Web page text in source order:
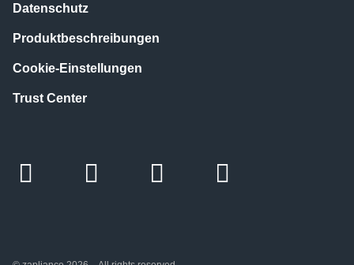
Datenschutz
Produktbeschreibungen
Cookie-Einstellungen
Trust Center